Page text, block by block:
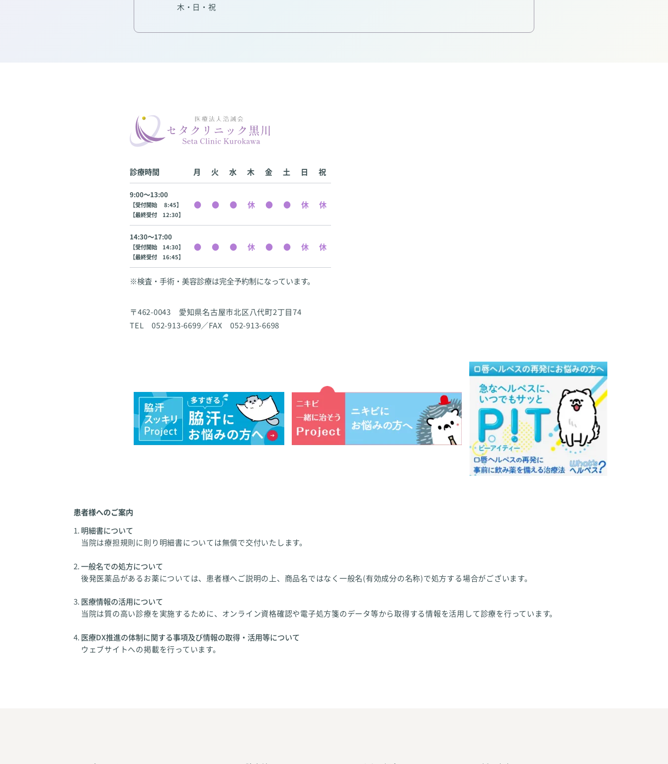
木・日・祝
診療時間 月 火 水 木 金 土 日 祝
9:00〜13:00
【受付開始 8:45】
【最終受付 12:30】
14:30〜17:00
【受付開始 14:30】
【最終受付 16:45】
※検査・手術・美容診療は完全予約制になっています。
〒462-0043 愛知県名古屋市北区八代町2丁目74
TEL 052-913-6699／FAX 052-913-6698
患者様へのご案内
明細書について
当院は療担規則に則り明細書については無償で交付いたします。
一般名での処方について
後発医薬品があるお薬については、患者様へご説明の上、商品名ではなく一般名(有効成分の名称)で処方する場合がございます。
医療情報の活用について
当院は質の高い診療を実施するために、オンライン資格確認や電子処方箋のデータ等から取得する情報を活用して診療を行っています。
医療DX推進の体制に関する事項及び情報の取得・活用等について
ウェブサイトへの掲載を行っています。